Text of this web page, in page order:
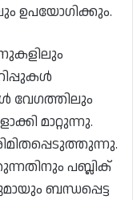
ഉപയോഗിക്കും.
വേഗത്തിലും
മാറ്റുന്നു.
പബ്ലിക്
ബന്ധപ്പെട്ട